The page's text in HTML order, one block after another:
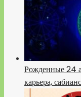
Рожденные 24
карьера,